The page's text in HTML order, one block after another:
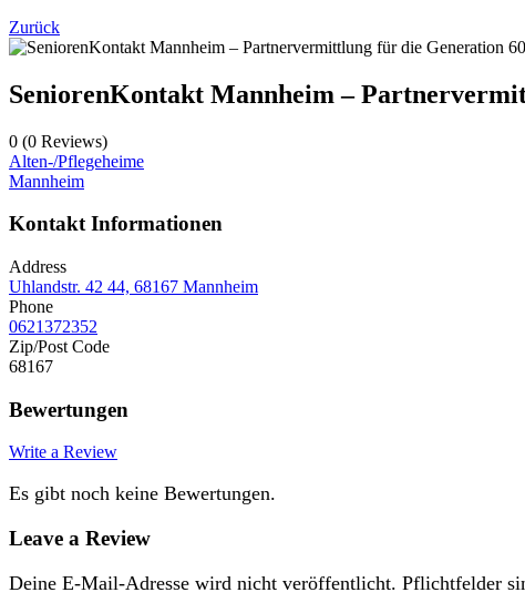
Zurück
SeniorenKontakt Mannheim –
0 (0 Reviews)
Alten-/Pflegeheime
Mannheim
Kontakt Informationen
Address
Uhlandstr. 42 44, 68167 Mannheim
Phone
0621372352
Zip/Post Code
68167
Bewertungen
Write a Review
Es gibt noch keine Bewertungen.
Leave a Review
Deine E-Mail-Adresse wird nicht veröffentlicht. Pflichtfelder